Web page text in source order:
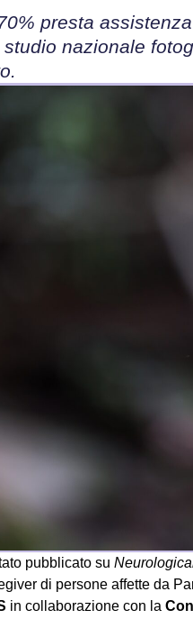
presta
studio nazionale
pubblicato su
di persone affette da
in collaborazione con la